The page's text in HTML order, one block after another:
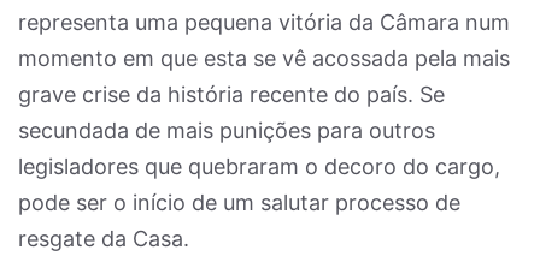
representa uma pequena vitória da Câmara num
momento em que esta se vê acossada pela mais
grave crise da história recente do país. Se
secundada de mais punições para outros
legisladores que quebraram o decoro do cargo,
pode ser o início de um salutar processo de
resgate da Casa.